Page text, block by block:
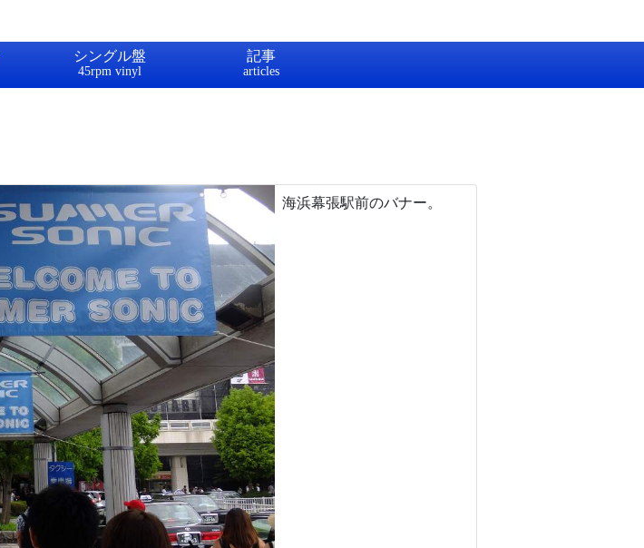
シングル盤 記事
海浜幕張駅前のバナー。